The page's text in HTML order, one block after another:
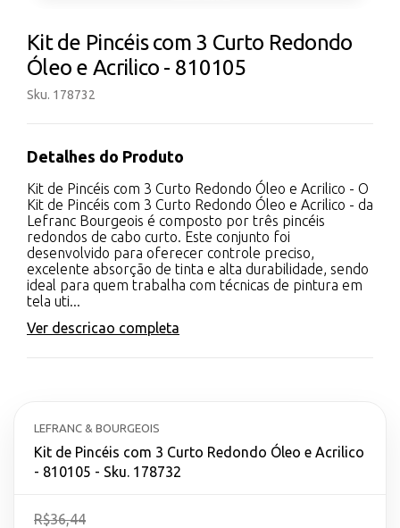
Kit de Pincéis com 3 Curto Redondo
Óleo e Acrilico - 810105
Sku. 178732
Detalhes do Produto
Kit de Pincéis com 3 Curto Redondo Óleo e Acrilico - O
Kit de Pincéis com 3 Curto Redondo Óleo e Acrilico - da
Lefranc Bourgeois é composto por três pincéis
redondos de cabo curto. Este conjunto foi
desenvolvido para oferecer controle preciso,
excelente absorção de tinta e alta durabilidade, sendo
ideal para quem trabalha com técnicas de pintura em
tela uti...
Ver descricao completa
LEFRANC & BOURGEOIS
Kit de Pincéis com 3 Curto Redondo Óleo e Acrilico
- 810105 - Sku. 178732
R$36,44